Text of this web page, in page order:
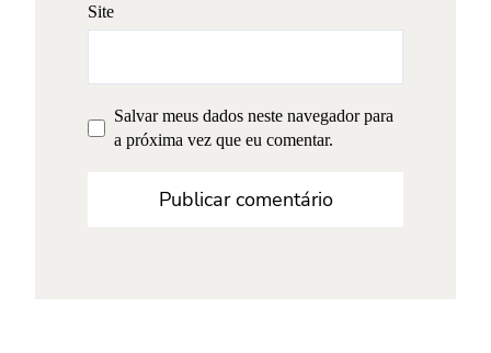
Site
Salvar meus dados neste navegador para
a próxima vez que eu comentar.